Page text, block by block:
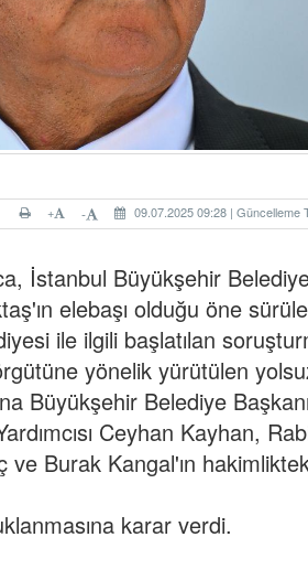
09.07.2025 09:28 | Güncelleme
-
+
İstanbul Büyükşehir
elebaşı olduğu öne
ile ilgili başlatılan
yönelik yürütülen
Büyükşehir Belediye Başkanı
Ceyhan Kayhan,
ve Burak Kangal'ın
karar verdi.